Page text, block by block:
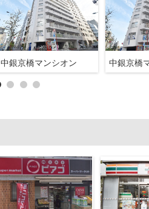
中銀京橋マンシオン 中銀京橋